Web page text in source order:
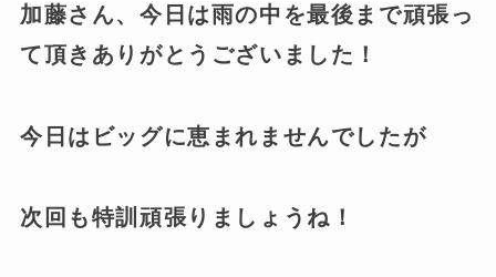
加藤さん、今日は雨の中を最後まで頑張っ
て頂きありがとうございました！
今日はビッグに恵まれませんでしたが
次回も特訓頑張りましょうね！